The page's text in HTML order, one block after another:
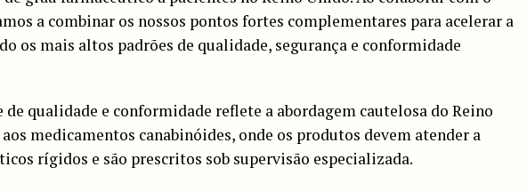
a combinar os nossos pontos fortes complementares para acelerar a
os mais altos padrões de qualidade, segurança e conformidade
de qualidade e conformidade reflete a abordagem cautelosa do Reino
medicamentos canabinóides, onde os produtos devem atender a
rígidos e são prescritos sob supervisão especializada.